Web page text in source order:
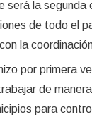
será la segunda
de todo el
la
por primera
de
para